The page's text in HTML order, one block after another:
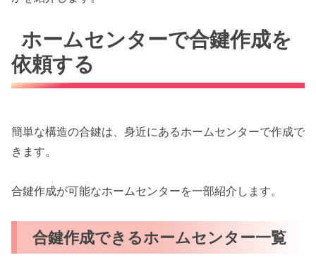
ホームセンターで合鍵作成を
依頼する
簡単な構造の合鍵は、身近にあるホームセンターで作成で
きます。
合鍵作成が可能なホームセンターを一部紹介します。
合鍵作成できるホームセンター一覧